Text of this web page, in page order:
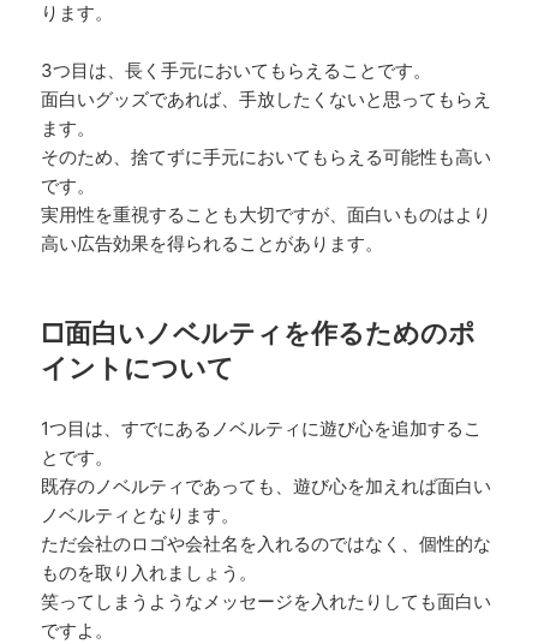
ります。
3つ目は、長く手元においてもらえることです。
面白いグッズであれば、手放したくないと思ってもらえ
ます。
そのため、捨てずに手元においてもらえる可能性も高い
です。
実用性を重視することも大切ですが、面白いものはより
高い広告効果を得られることがあります。
□面白いノベルティを作るためのポ
イントについて
1つ目は、すでにあるノベルティに遊び心を追加するこ
とです。
既存のノベルティであっても、遊び心を加えれば面白い
ノベルティとなります。
ただ会社のロゴや会社名を入れるのではなく、個性的な
ものを取り入れましょう。
笑ってしまうようなメッセージを入れたりしても面白い
ですよ。